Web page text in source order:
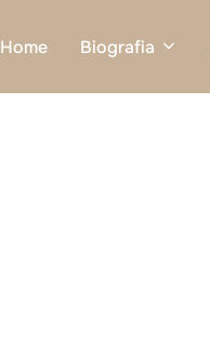
Home Biografia